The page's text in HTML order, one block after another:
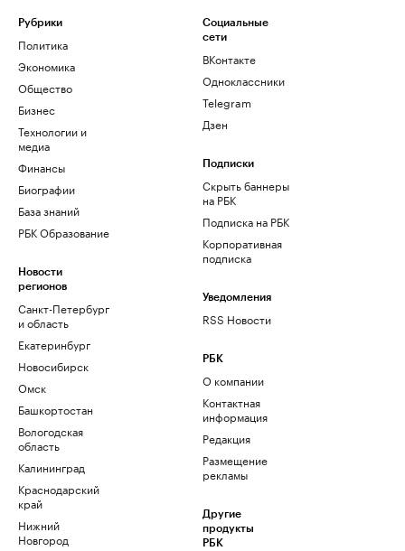
Рубрики
Политика
Экономика
Общество
Бизнес
Технологии и
медиа
Финансы
Биографии
База знаний
РБК Образование
Новости
регионов
Санкт-Петербург
и область
Екатеринбург
Новосибирск
Омск
Башкортостан
Вологодская
область
Калининград
Краснодарский
край
Нижний
Новгород
Социальные
сети
ВКонтакте
Одноклассники
Telegram
Дзен
Подписки
Скрыть баннеры
на РБК
Подписка на РБК
Корпоративная
подписка
Уведомления
RSS Новости
РБК
О компании
Контактная
информация
Редакция
Размещение
рекламы
Другие
продукты
РБК